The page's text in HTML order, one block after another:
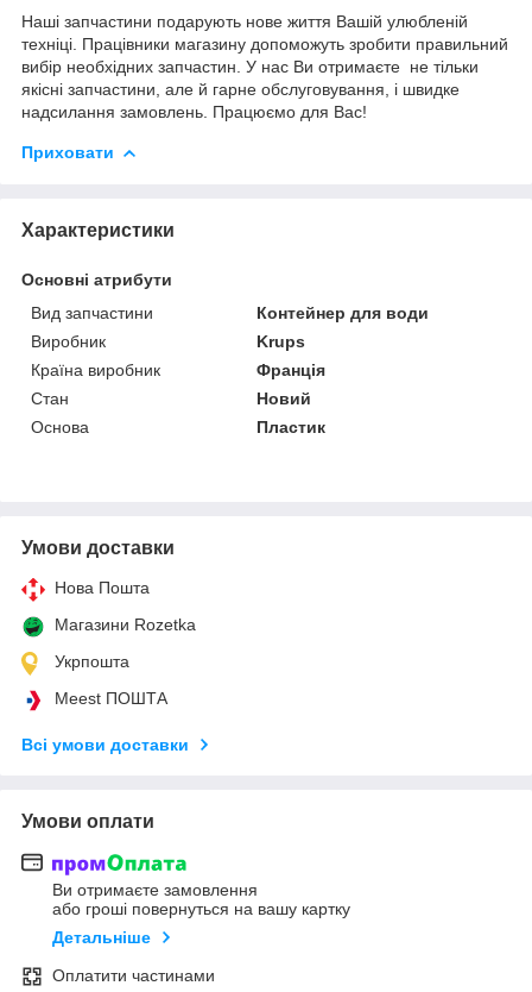
Наші запчастини подарують нове життя Вашій улюбленій
техніці. Працівники магазину допоможуть зробити правильний
вибір необхідних запчастин. У нас Ви отримаєте не тільки
якісні запчастини, але й гарне обслуговування, і швидке
надсилання замовлень. Працюємо для Вас!
Приховати
Характеристики
Основні атрибути
Вид запчастини
Контейнер для води
Виробник
Krups
Країна виробник
Франція
Стан
Новий
Основа
Пластик
Умови доставки
Нова Пошта
Магазини Rozetka
Укрпошта
Meest ПОШТА
Всі умови доставки
Умови оплати
Ви отримаєте замовлення
або гроші повернуться на вашу картку
Детальніше
Оплатити частинами